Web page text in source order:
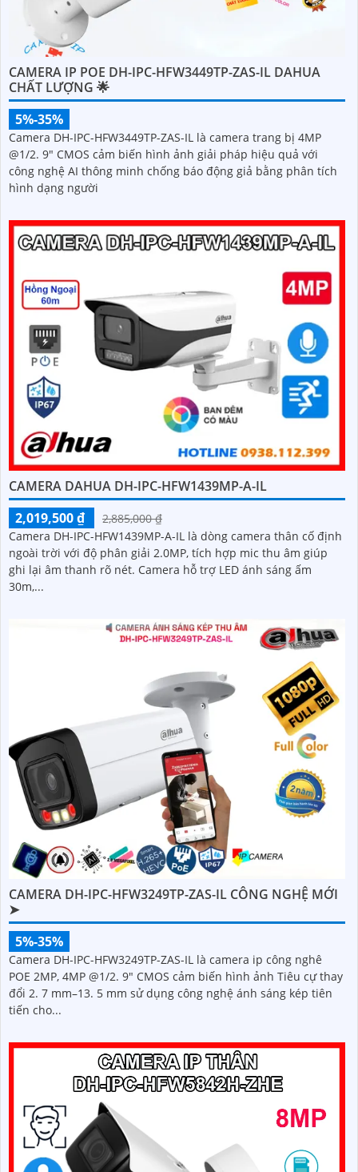
CAMERA IP POE DH-IPC-HFW3449TP-ZAS-IL DAHUA
CHẤT LƯỢNG 🌟
5%-35%
Camera DH-IPC-HFW3449TP-ZAS-IL là camera trang bị 4MP
@1/2. 9" CMOS cảm biến hình ảnh giải pháp hiệu quả với
công nghệ AI thông minh chống báo động giả bằng phân tích
hình dạng người
CAMERA DAHUA DH-IPC-HFW1439MP-A-IL
2,019,500 ₫
2,885,000 ₫
Camera DH-IPC-HFW1439MP-A-IL là dòng camera thân cố định
ngoài trời với độ phân giải 2.0MP, tích hợp mic thu âm giúp
ghi lại âm thanh rõ nét. Camera hỗ trợ LED ánh sáng ấm
30m,...
CAMERA DH-IPC-HFW3249TP-ZAS-IL CÔNG NGHỆ MỚI
➤
5%-35%
Camera DH-IPC-HFW3249TP-ZAS-IL là camera ip công nghê
POE 2MP, 4MP @1/2. 9" CMOS cảm biến hình ảnh Tiêu cự thay
đổi 2. 7 mm–13. 5 mm sử dụng công nghệ ánh sáng kép tiên
tiến cho...